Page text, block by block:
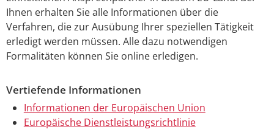
Ihnen erhalten Sie alle Informationen über die
Verfahren, die zur Ausübung Ihrer speziellen Tätigkeit
erledigt werden müssen. Alle dazu notwendigen
Formalitäten können Sie online erledigen.
Vertiefende Informationen
Informationen der Europäischen Union
Europäische Dienstleistungsrichtlinie